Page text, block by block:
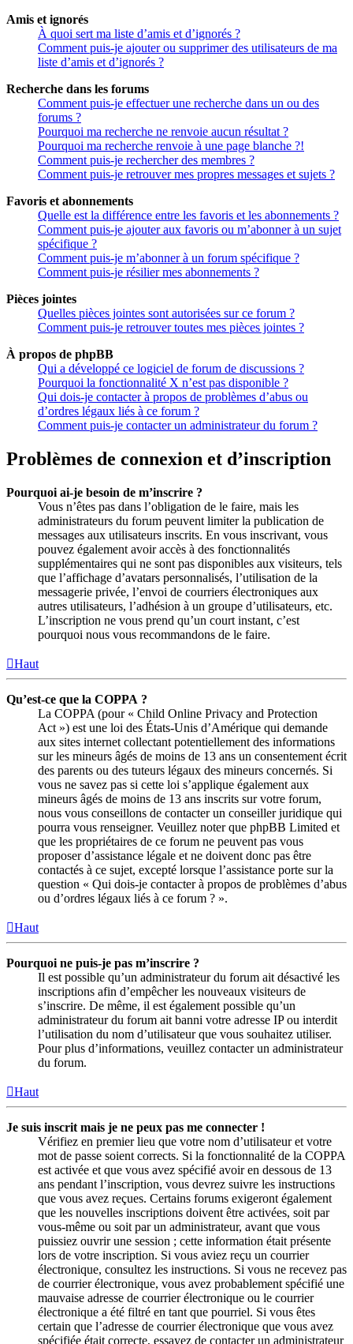
Amis et ignorés
À quoi sert ma liste d’amis et d’ignorés ?
Comment puis-je ajouter ou supprimer des utilisateurs de ma
liste d’amis et d’ignorés ?
Recherche dans les forums
Comment puis-je effectuer une recherche dans un ou des
forums ?
Pourquoi ma recherche ne renvoie aucun résultat ?
Pourquoi ma recherche renvoie à une page blanche ?!
Comment puis-je rechercher des membres ?
Comment puis-je retrouver mes propres messages et sujets ?
Favoris et abonnements
Quelle est la différence entre les favoris et les abonnements ?
Comment puis-je ajouter aux favoris ou m’abonner à un sujet
spécifique ?
Comment puis-je m’abonner à un forum spécifique ?
Comment puis-je résilier mes abonnements ?
Pièces jointes
Quelles pièces jointes sont autorisées sur ce forum ?
Comment puis-je retrouver toutes mes pièces jointes ?
À propos de phpBB
Qui a développé ce logiciel de forum de discussions ?
Pourquoi la fonctionnalité X n’est pas disponible ?
Qui dois-je contacter à propos de problèmes d’abus ou
d’ordres légaux liés à ce forum ?
Comment puis-je contacter un administrateur du forum ?
Problèmes de connexion et d’inscription
Pourquoi ai-je besoin de m’inscrire ?
Vous n’êtes pas dans l’obligation de le faire, mais les
administrateurs du forum peuvent limiter la publication de
messages aux utilisateurs inscrits. En vous inscrivant, vous
pouvez également avoir accès à des fonctionnalités
supplémentaires qui ne sont pas disponibles aux visiteurs, tels
que l’affichage d’avatars personnalisés, l’utilisation de la
messagerie privée, l’envoi de courriers électroniques aux
autres utilisateurs, l’adhésion à un groupe d’utilisateurs, etc.
L’inscription ne vous prend qu’un court instant, c’est
pourquoi nous vous recommandons de le faire.
Haut
Qu’est-ce que la COPPA ?
La COPPA (pour « Child Online Privacy and Protection
Act ») est une loi des États-Unis d’Amérique qui demande
aux sites internet collectant potentiellement des informations
sur les mineurs âgés de moins de 13 ans un consentement écrit
des parents ou des tuteurs légaux des mineurs concernés. Si
vous ne savez pas si cette loi s’applique également aux
mineurs âgés de moins de 13 ans inscrits sur votre forum,
nous vous conseillons de contacter un conseiller juridique qui
pourra vous renseigner. Veuillez noter que phpBB Limited et
que les propriétaires de ce forum ne peuvent pas vous
proposer d’assistance légale et ne doivent donc pas être
contactés à ce sujet, excepté lorsque l’assistance porte sur la
question « Qui dois-je contacter à propos de problèmes d’abus
ou d’ordres légaux liés à ce forum ? ».
Haut
Pourquoi ne puis-je pas m’inscrire ?
Il est possible qu’un administrateur du forum ait désactivé les
inscriptions afin d’empêcher les nouveaux visiteurs de
s’inscrire. De même, il est également possible qu’un
administrateur du forum ait banni votre adresse IP ou interdit
l’utilisation du nom d’utilisateur que vous souhaitez utiliser.
Pour plus d’informations, veuillez contacter un administrateur
du forum.
Haut
Je suis inscrit mais je ne peux pas me connecter !
Vérifiez en premier lieu que votre nom d’utilisateur et votre
mot de passe soient corrects. Si la fonctionnalité de la COPPA
est activée et que vous avez spécifié avoir en dessous de 13
ans pendant l’inscription, vous devrez suivre les instructions
que vous avez reçues. Certains forums exigeront également
que les nouvelles inscriptions doivent être activées, soit par
vous-même ou soit par un administrateur, avant que vous
puissiez ouvrir une session ; cette information était présente
lors de votre inscription. Si vous aviez reçu un courrier
électronique, consultez les instructions. Si vous ne recevez pas
de courrier électronique, vous avez probablement spécifié une
mauvaise adresse de courrier électronique ou le courrier
électronique a été filtré en tant que pourriel. Si vous êtes
certain que l’adresse de courrier électronique que vous avez
spécifiée était correcte, essayez de contacter un administrateur